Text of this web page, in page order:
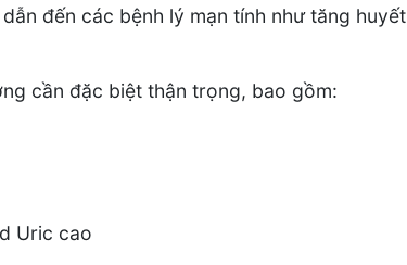
đến các bệnh lý mạn tính như tăng huyết
cần đặc biệt thận trọng, bao gồm:
Uric cao